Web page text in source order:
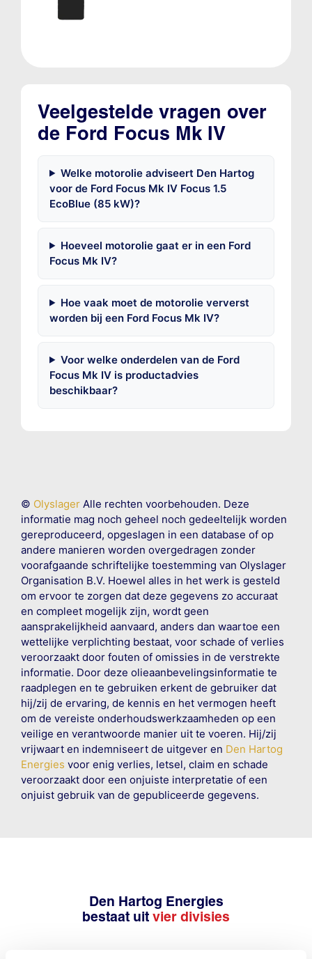
Veelgestelde vragen over
de Ford Focus Mk IV
Welke motorolie adviseert Den Hartog
voor de Ford Focus Mk IV Focus 1.5
EcoBlue (85 kW)?
Hoeveel motorolie gaat er in een Ford
Focus Mk IV?
Hoe vaak moet de motorolie ververst
worden bij een Ford Focus Mk IV?
Voor welke onderdelen van de Ford
Focus Mk IV is productadvies
beschikbaar?
© OlyslagerAlle rechten voorbehouden. Deze
informatie mag noch geheel noch gedeeltelijk worden
gereproduceerd, opgeslagen in een database of op
andere manieren worden overgedragen zonder
voorafgaande schriftelijke toestemming van Olyslager
Organisation B.V. Hoewel alles in het werk is gesteld
om ervoor te zorgen dat deze gegevens zo accuraat
en compleet mogelijk zijn, wordt geen
aansprakelijkheid aanvaard, anders dan waartoe een
wettelijke verplichting bestaat, voor schade of verlies
veroorzaakt door fouten of omissies in de verstrekte
informatie. Door deze olieaanbevelingsinformatie te
raadplegen en te gebruiken erkent de gebruiker dat
hij/zij de ervaring, de kennis en het vermogen heeft
om de vereiste onderhoudswerkzaamheden op een
veilige en verantwoorde manier uit te voeren. Hij/zij
vrijwaart en indemniseert de uitgever en Den Hartog
Energies voor enig verlies, letsel, claim en schade
veroorzaakt door een onjuiste interpretatie of een
onjuist gebruik van de gepubliceerde gegevens.
Den Hartog Energies
bestaat uit vier divisies